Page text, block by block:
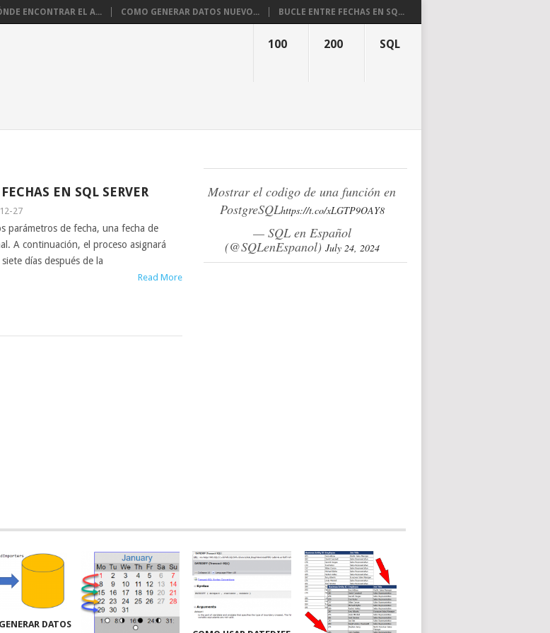
ENCONTRAR EL A... COMO GENERAR DATOS NUEVO... BUCLE ENTRE FECHAS EN SQ...
100 200 SQL
EN SQL SERVER
27
parámetros de fecha, una fecha de
A continuación, el proceso asignará
días después de la
Read More
Mostrar el codigo de una función en
PostgreSQLhttps://t.co/xLGTP9OAY8
— SQL en Español
(@SQLenEspanol) July 24, 2024
DATOS